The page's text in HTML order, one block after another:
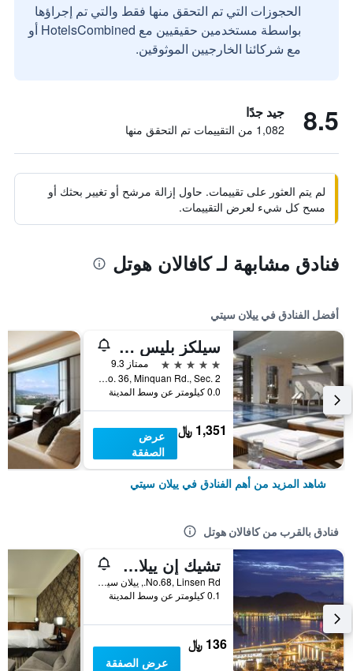
الحجوزات التي تم التحقق منها فقط والتي تم إجراؤها
بواسطة مستخدمين حقيقيين مع HotelsCombined أو
مع شركائنا الخارجيين الموثوقين.
8.5 جيد جدًا
1,082 من التقييمات تم التحقق منها
لم يتم العثور على تقييمات. حاول إزالة مرشح أو تغيير بحثك أو
مسح كل شيء لعرض التقييمات.
فنادق مشابهة لـ كافالان هوتل
أفضل الفنادق في ييلان سيتي
سيلكز بليس يلان
5 نجوم
ممتاز 9.3
No. 36, Minquan Rd., Sec. 2, ييلان سيتي, تايوان
0.0 كيلومتر عن وسط المدينة
1,351 ﷼
عرض
الصفقة
شاهد المزيد من أهم الفنادق في ييلان سيتي
فنادق بالقرب من كافالان هوتل
تشيك إن ييلان لودونج
No.68, Linsen Rd., ييلان سيتي, تايوان
0.1 كيلومتر عن وسط المدينة
136 ﷼
عرض الصفقة